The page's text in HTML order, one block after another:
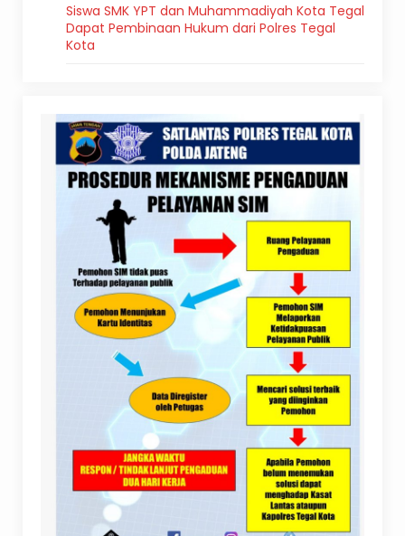
Siswa SMK YPT dan Muhammadiyah Kota Tegal
Dapat Pembinaan Hukum dari Polres Tegal
Kota